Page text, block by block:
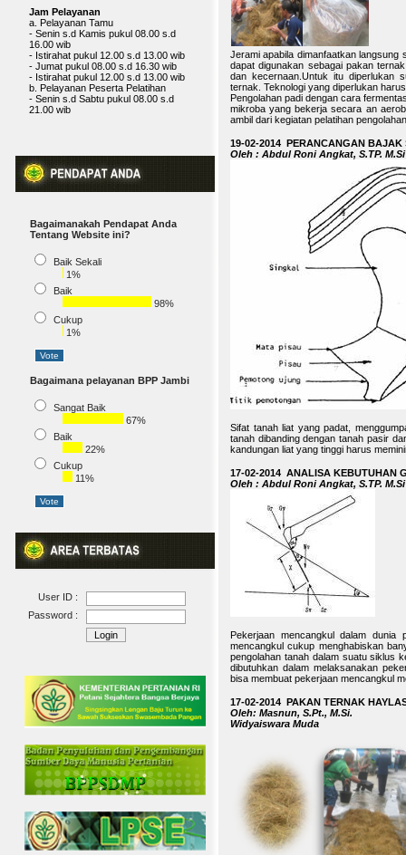
16.00 wib
- Istirahat pukul 12.00 s.d 13.00 wib
- Jumat pukul 08.00 s.d 16.30 wib
- Istirahat pukul 12.00 s.d 13.00 wib
b. Pelayanan Peserta Pelatihan
- Senin s.d Sabtu pukul 08.00 s.d
21.00 wib
Bagaimanakah Pendapat Anda
Tentang Website ini?
Baik Sekali
1%
Baik
98%
Cukup
1%
Bagaimana pelayanan BPP Jambi
Sangat Baik
67%
Baik
22%
Cukup
11%
User ID :
Password :
Jerami apabila dimanfaatkan langsung
dapat digunakan sebagai pakan
dan kecernaan.Untuk itu diperlukan
ternak. Teknologi yang diperlukan
Pengolahan padi dengan cara
mikroba yang bekerja secara an
ambil dari kegiatan pelatihan
19-02-2014 PERANCANGAN
Oleh : Abdul Roni Angkat, S.TP. M.Si
Sifat tanah liat yang padat,
tanah dibanding dengan tanah pasir
kandungan liat yang tinggi harus
17-02-2014 ANALISA KEBUTUHAN
Oleh : Abdul Roni Angkat, S.TP. M.Si
Pekerjaan mencangkul dalam dunia
mencangkul cukup menghabiskan
pengolahan tanah dalam suatu siklus
dibutuhkan dalam melaksanakan
bisa membuat pekerjaan mencangkul
17-02-2014 PAKAN TERNAK
Oleh: Masnun, S.Pt., M.Si.
Widyaiswara Muda